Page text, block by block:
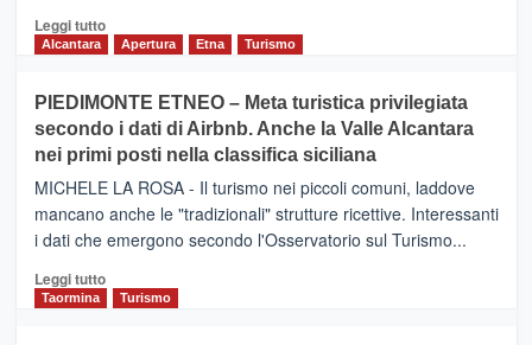
Leggi tuttoLeggi
CATANIA
–
Inaugurato
il
nuovo
collegamento
tra
e
Zanzibar
Alcantara Apertura Etna Turismo
PIEDIMONTE ETNEO – Meta turistica privilegiata
secondo i dati di Airbnb. Anche la Valle Alcantara
nei primi posti nella classifica siciliana
MICHELE LA ROSA - Il turismo nei piccoli comuni, laddove
mancano anche le "tradizionali" strutture ricettive. Interessanti
i dati che emergono secondo l'Osservatorio sul Turismo...
Leggi tuttoLeggi
Taormina Turismo